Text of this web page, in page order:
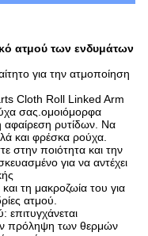
ατμού των ενδυμάτων
για την ατμοποίηση
Cloth Roll Linked Arm
σας.ομοιόμορφα
αφαίρεση ρυτίδων. Να
και φρέσκα ρούχα.
στην ποιότητα και την
για να αντέχει
τη μακροζωία του για
ατμού.
πρόληψη των θερμών